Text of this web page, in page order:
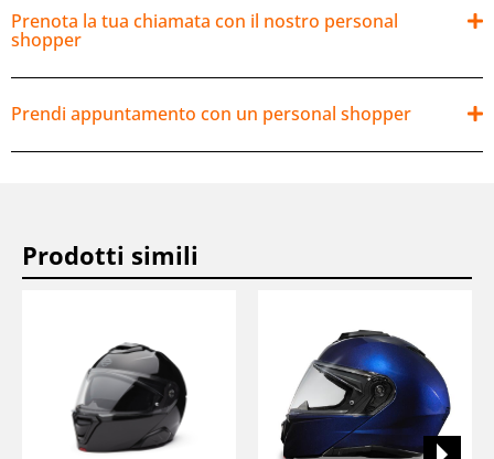
Prenota la tua chiamata con il nostro personal
shopper
Prendi appuntamento con un personal shopper
Prodotti simili